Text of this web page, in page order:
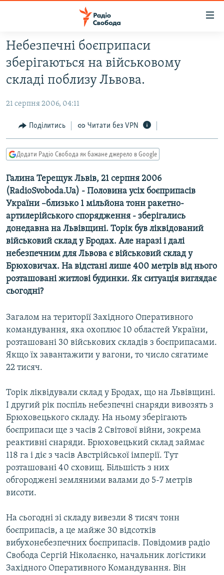
Перейти
до
основного
матеріалу
до
навігації
Перейти
до
РАДІО СВОБОДА – 70 РОКІВ
ВСЕ ЗА ДОБУ
ПОЛІТИКА
ЕКОНОМІКА
КУЛЬТУРА
СПОРТ
УКРАЇНА
СВІТ
ВІЙНА
РОСІЙСЬКА «ФІЛЬТРАЦІЯ»
КРИМ.РЕАЛІЇ
ТИ ЯК?
СХЕМИ
КИТАЙ.ВИКЛИКИ
МУЛЬТИМЕДІА
ФОТО
СПЕЦПРОЄКТИ
ПОДКАСТИ
КРИМ РЕАЛІЇ
РУС
УКР
КТАТ
ДОЛУЧАЙСЯ!
Усі сайти RFE/RL
Небезпечні боєприпаси
зберігаються на військовому
складі поблизу Львова.
21 серпня 2006, 04:11
Поділитись Читати без VPN
Додати Радіо Свобода як бажане джерело в Google
Галина Терещук Львів, 21 серпня 2006
(RadioSvoboda.Ua) - Половина усіх боєприпасів
України –близько 1 мільйона тонн ракетно-
артилерійського спорядження - зберігались
донедавна на Львівщині. Торік був ліквідований
військовий склад у Бродах. Але наразі і далі
небезпечним для Львова є військовий склад у
Брюховичах. На відстані лише 400 метрів від нього
розташовані житлові будинки. Як ситуація виглядає
сьогодні?
Загалом на території Західного Оперативного
командування, яка охоплює 10 областей України,
розташовані 30 військових складів з боєприпасами.
Якщо їх завантажити у вагони, то число сягатиме
22 тисяч.
Торік ліквідували склад у Бродах, що на Львівщині.
І другий рік поспіль небезпечні снаряди вивозять з
Брюховецького складу. На ньому зберігають
боєприпаси ще з часів 2 Світової війни, зокрема
реактивні снаряди. Брюховецький склад займає
118 га і діє з часів Австрійської імперії. Тут
розташовані 40 сховищ. Більшість з них
обгороджені земляними валами до 5-7 метрів
висоти.
На сьогодні зі складу вивезли 8 тисяч тонн
боєприпасів, а це майже 30 відсотків
вибухонебезпечних боєприпасів. Повідомив радіо
Свобода Сергій Ніколаєнко, начальник логістики
Західного Оперативного Командування. Він